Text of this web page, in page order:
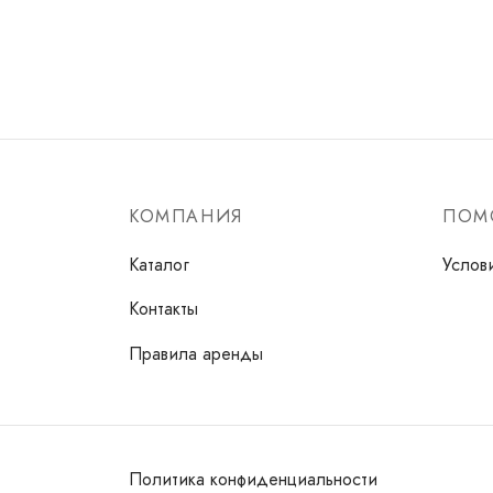
КОМПАНИЯ
Каталог
Контакты
Правила аренды
Политика конфиденциальности